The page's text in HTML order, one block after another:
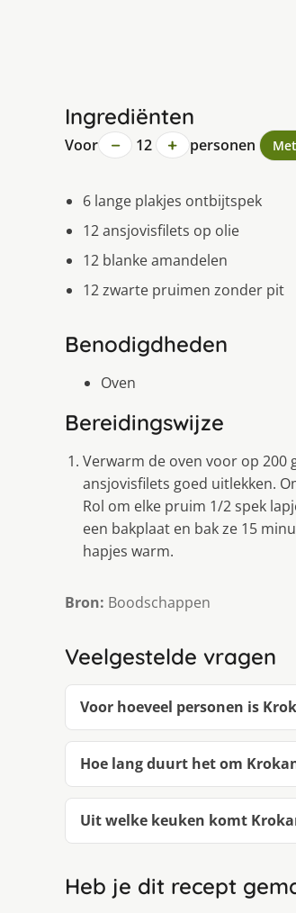
Ingrediënten
Voor − 12 + personen
6 lange plakjes ontbijtspek
12 ansjovisfilets op olie
12 blanke amandelen
12 zwarte pruimen zonder pit
Benodigdheden
Oven
Bereidingswijze
Verwarm de oven voor op 200
ansjovisfilets goed uitlekken.
Rol om elke pruim 1/2 spek
een bakplaat en bak ze 15
hapjes warm.
Bron: Boodschappen
Veelgestelde vragen
Voor hoeveel personen is
Hoe lang duurt het om
Uit welke keuken komt
Heb je dit recept